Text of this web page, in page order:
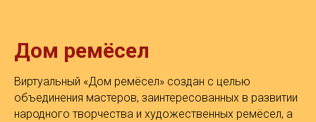
Дом ремёсел
Виртуальный «Дом ремёсел» создан с целью
объединения мастеров, заинтересованных в развитии
народного творчества и художественных ремёсел, а